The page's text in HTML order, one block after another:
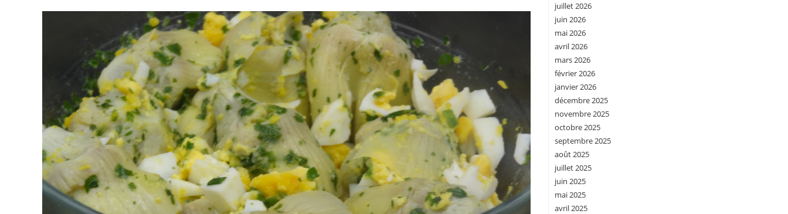
juillet 2026
juin 2026
mai 2026
avril 2026
mars 2026
février 2026
janvier 2026
décembre 2025
novembre 2025
octobre 2025
septembre 2025
août 2025
juillet 2025
juin 2025
mai 2025
avril 2025